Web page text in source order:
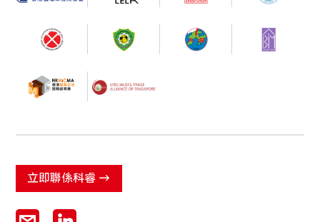
立即聯係科睿 →